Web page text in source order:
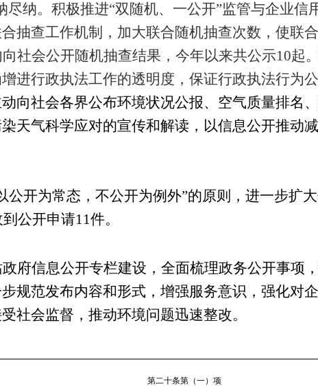
尽纳。积极推进“双随机、一公开”监管与企业
抽查工作机制，加大联合随机抽查次数，使联
社会公开随机抽查结果 ，今年以来共公示10起。
进行政执法工作的透明度，保证行政执法行为
向社会各界公布环境状况公报、空气质量排名
天气科学应对的宣传和解读，以信息公开推动
公开为常态，不公开为例外”的原则，进一步扩
公开申请11件。
府信息公开专栏建设，全面梳理政务公开事项
规范发布内容和形式，增强服务意识，强化对
社会监督，推动环境问题迅速整改。
第二十条第（一）项